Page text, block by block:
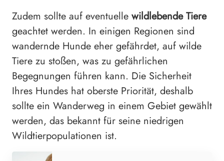
Zudem sollte auf eventuelle wildlebende Tiere
geachtet werden. In einigen Regionen sind
wandernde Hunde eher gefährdet, auf wilde
Tiere zu stoßen, was zu gefährlichen
Begegnungen führen kann. Die Sicherheit
Ihres Hundes hat oberste Priorität, deshalb
sollte ein Wanderweg in einem Gebiet gewählt
werden, das bekannt für seine niedrigen
Wildtierpopulationen ist.